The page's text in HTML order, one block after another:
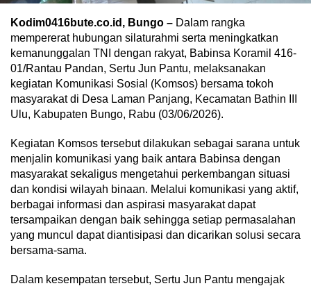
Kodim0416bute.co.id, Bungo – Dalam rangka
mempererat hubungan silaturahmi serta meningkatkan
kemanunggalan TNI dengan rakyat, Babinsa Koramil 416-
01/Rantau Pandan, Sertu Jun Pantu, melaksanakan
kegiatan Komunikasi Sosial (Komsos) bersama tokoh
masyarakat di Desa Laman Panjang, Kecamatan Bathin III
Ulu, Kabupaten Bungo, Rabu (03/06/2026).
Kegiatan Komsos tersebut dilakukan sebagai sarana untuk
menjalin komunikasi yang baik antara Babinsa dengan
masyarakat sekaligus mengetahui perkembangan situasi
dan kondisi wilayah binaan. Melalui komunikasi yang aktif,
berbagai informasi dan aspirasi masyarakat dapat
tersampaikan dengan baik sehingga setiap permasalahan
yang muncul dapat diantisipasi dan dicarikan solusi secara
bersama-sama.
Dalam kesempatan tersebut, Sertu Jun Pantu mengajak